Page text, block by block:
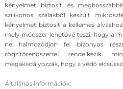
kényelmet biztosít és
szilikonos szálakból készült
kényelmet biztosít a kellemes
mely módszer lehetővé teszi, hogy a
ne halmozódjon fel bizonyos
rögzítőrendszerrel rendelkezik
megakadályozzák, hogy a védő
Általános információk: